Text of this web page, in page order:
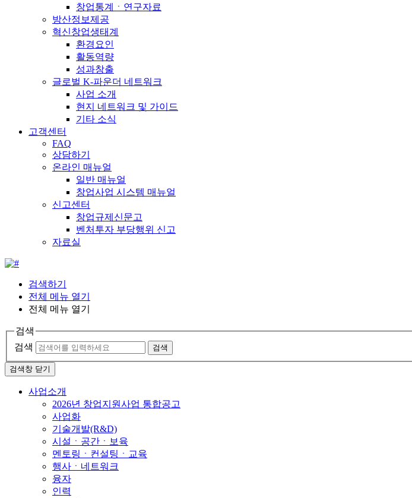
창업통계ㆍ연구자료
방산정보제공
혁신창업생태계
환경요인
활동역량
성과창출
글로벌 K-파운더 네트워크
사업 소개
현지 네트워크 및 가이드
기타 소식
고객센터
FAQ
상담하기
온라인 매뉴얼
일반 매뉴얼
창업사업 시스템 매뉴얼
신고센터
창업규제신문고
벤처투자 부당행위 신고
자료실
검색하기
전체 메뉴 열기
전체 메뉴 열기
검색
검색
검색
검색창 닫기
사업소개
2026년 창업지원사업 통합공고
사업화
기술개발(R&D)
시설ㆍ공간ㆍ보육
멘토링ㆍ컨설팅ㆍ교육
행사ㆍ네트워크
융자
인력